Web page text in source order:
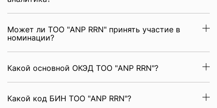
Может ли ТОО "ANP RRN" принять участие в
номинации?
Какой основной ОКЭД ТОО "ANP RRN"?
Какой код БИН ТОО "ANP RRN"?